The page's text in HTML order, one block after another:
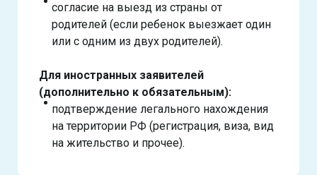
согласие на выезд из страны от
родителей (если ребенок выезжает один
или с одним из двух родителей).
Для иностранных заявителей
(дополнительно к обязательным):
подтверждение легального нахождения
на территории РФ (регистрация, виза, вид
на жительство и прочее).